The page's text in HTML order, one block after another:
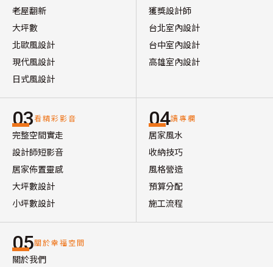
老屋翻新
大坪數
北歐風設計
現代風設計
日式風設計
獲獎設計師
台北室內設計
台中室內設計
高雄室內設計
03看精彩影音
完整空間實走
設計師短影音
居家佈置靈感
大坪數設計
小坪數設計
04讀專欄
居家風水
收納技巧
風格營造
預算分配
施工流程
05關於幸福空間
關於我們